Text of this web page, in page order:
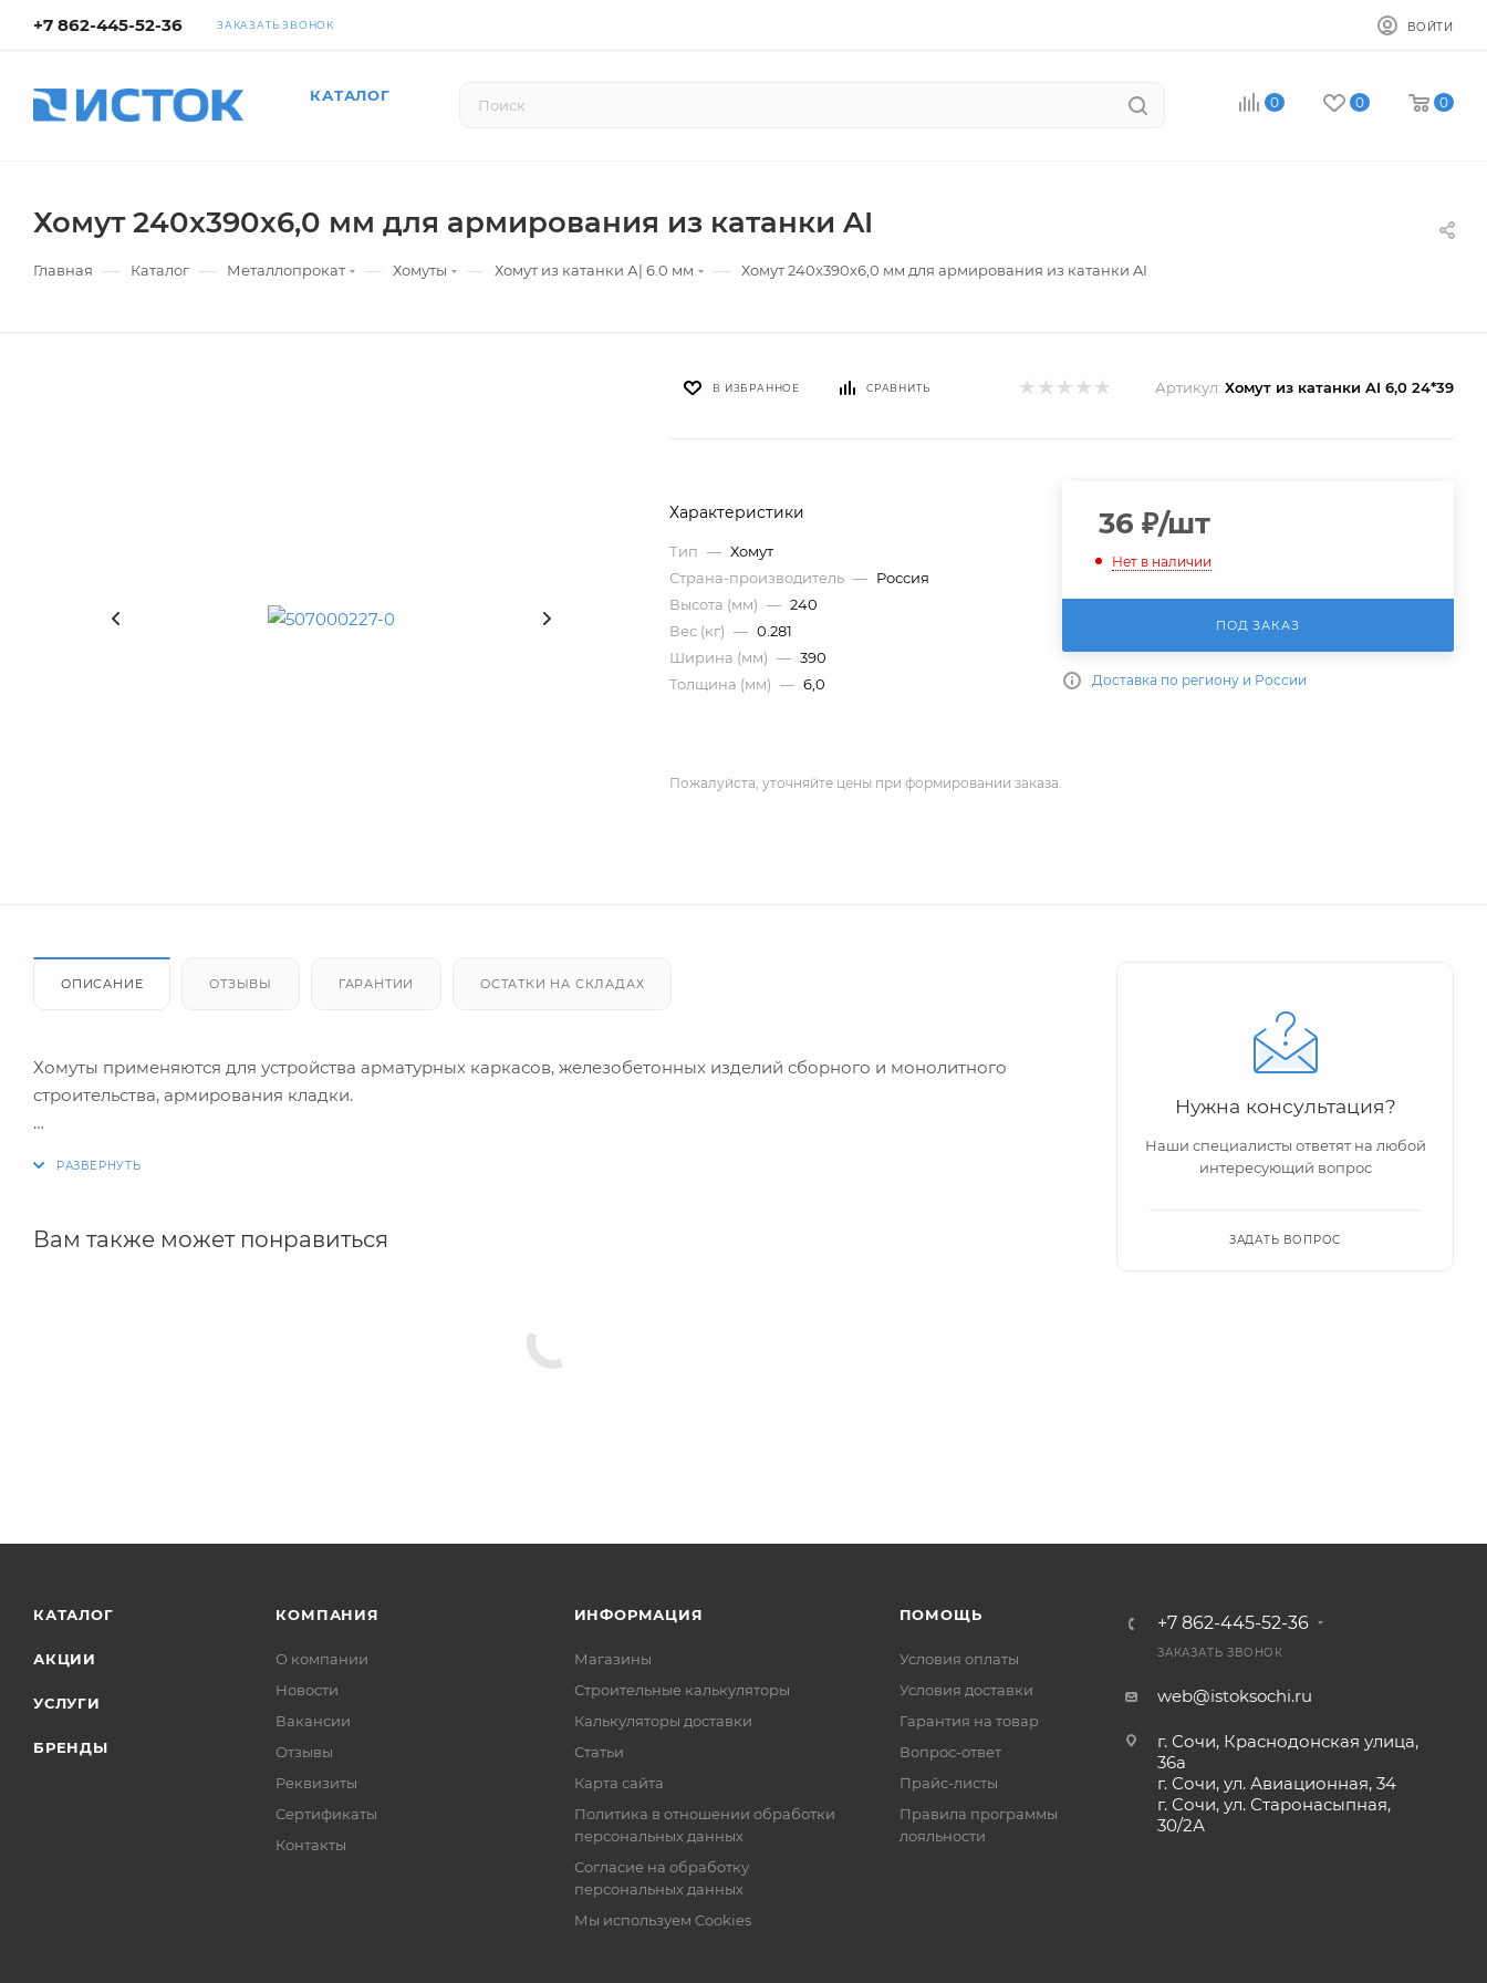
+7 862-445-52-36 ЗАКАЗАТЬ ЗВОНОК ВОЙТИ
КАТАЛОГ 0 0 0
Хомут 240х390х6,0 мм для армирования из катанки AI
Главная — Каталог — Металлопрокат — Хомуты — Хомут из катанки А| 6.0 мм — Хомут 240х390х6,0 мм для армирования из катанки AI
В ИЗБРАННОЕ СРАВНИТЬ Артикул: Хомут из катанки AI 6,0 24*39
Характеристики
Тип — Хомут
Страна-производитель — Россия
Высота (мм) — 240
Вес (кг) — 0.281
Ширина (мм) — 390
Толщина (мм) — 6,0
36 ₽/шт
Нет в наличии
ПОД ЗАКАЗ
Доставка по региону и России
Пожалуйста, уточняйте цены при формировании заказа.
ОПИСАНИЕ ОТЗЫВЫ ГАРАНТИИ ОСТАТКИ НА СКЛАДАХ
Хомуты применяются для устройства арматурных каркасов, железобетонных изделий сборного и монолитного
строительства, армирования кладки.
Вам также может понравиться
Нужна консультация?
Наши специалисты ответят на любой
интересующий вопрос
ЗАДАТЬ ВОПРОС
КАТАЛОГ
АКЦИИ
УСЛУГИ
БРЕНДЫ
КОМПАНИЯ
О компании
Новости
Вакансии
Отзывы
Реквизиты
Сертификаты
Контакты
ИНФОРМАЦИЯ
Магазины
Строительные калькуляторы
Калькуляторы доставки
Статьи
Карта сайта
Политика в отношении обработки
персональных данных
Согласие на обработку
персональных данных
Мы используем Cookies
ПОМОЩЬ
Условия оплаты
Условия доставки
Гарантия на товар
Вопрос-ответ
Прайс-листы
Правила программы
лояльности
+7 862-445-52-36
ЗАКАЗАТЬ ЗВОНОК
web@istoksochi.ru
г. Сочи, Краснодонская улица,
36а
г. Сочи, ул. Авиационная, 34
г. Сочи, ул. Старонасыпная,
30/2А